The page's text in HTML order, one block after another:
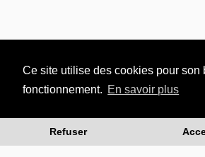
Ce site utilise des cookies pour son
fonctionnement. En savoir plus
Refuser